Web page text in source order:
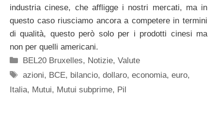
industria cinese, che affligge i nostri mercati, ma in
questo caso riusciamo ancora a competere in termini
di qualità, questo però solo per i prodotti cinesi ma
non per quelli americani.
Categorie
BEL20 Bruxelles, Notizie,Valute
Tag
azioni, BCE, bilancio,dollaro,economia,euro,
Italia, Mutui, Mutui subprime, Pil